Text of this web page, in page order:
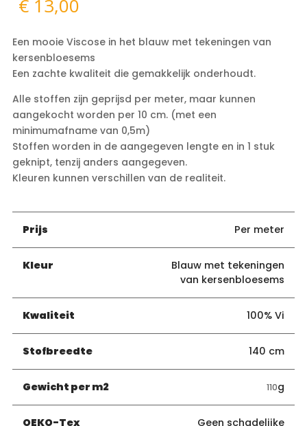
€13,00
Een mooie Viscose in het blauw met tekeningen van
kersenbloesems
Een zachte kwaliteit die gemakkelijk onderhoudt.
Alle stoffen zijn geprijsd per meter, maar kunnen
aangekocht worden per 10 cm. (met een
minimumafname van 0,5m)
Stoffen worden in de aangegeven lengte en in 1 stuk
geknipt, tenzij anders aangegeven.
Kleuren kunnen verschillen van de realiteit.
Prijs Per meter
Kleur
Blauw met tekeningen
van kersenbloesems
Kwaliteit 100% Vi
Stofbreedte 140 cm
Gewicht per m2 110g
OEKO-Tex Geen schadelijke